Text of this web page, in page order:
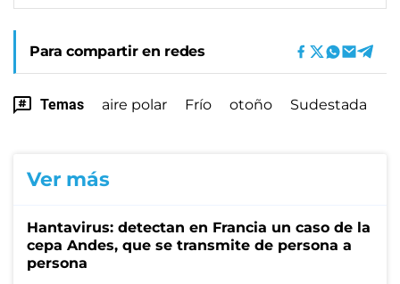
Para compartir en redes
Temas aire polar Frío otoño Sudestada
Ver más
Hantavirus: detectan en Francia un caso de la
cepa Andes, que se transmite de persona a
persona